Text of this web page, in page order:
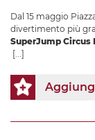
Dal 15 maggio
divertimento più
SuperJump Circus
[...]